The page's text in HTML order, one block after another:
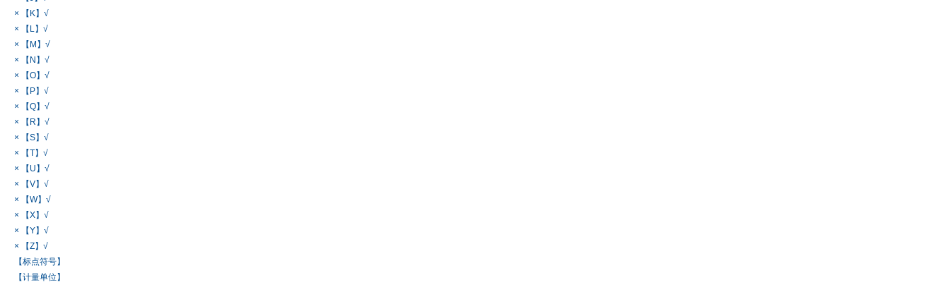
× 【K】√
× 【L】√
× 【M】√
× 【N】√
× 【O】√
× 【P】√
× 【Q】√
× 【R】√
× 【S】√
× 【T】√
× 【U】√
× 【V】√
× 【W】√
× 【X】√
× 【Y】√
× 【Z】√
【标点符号】
【计量单位】